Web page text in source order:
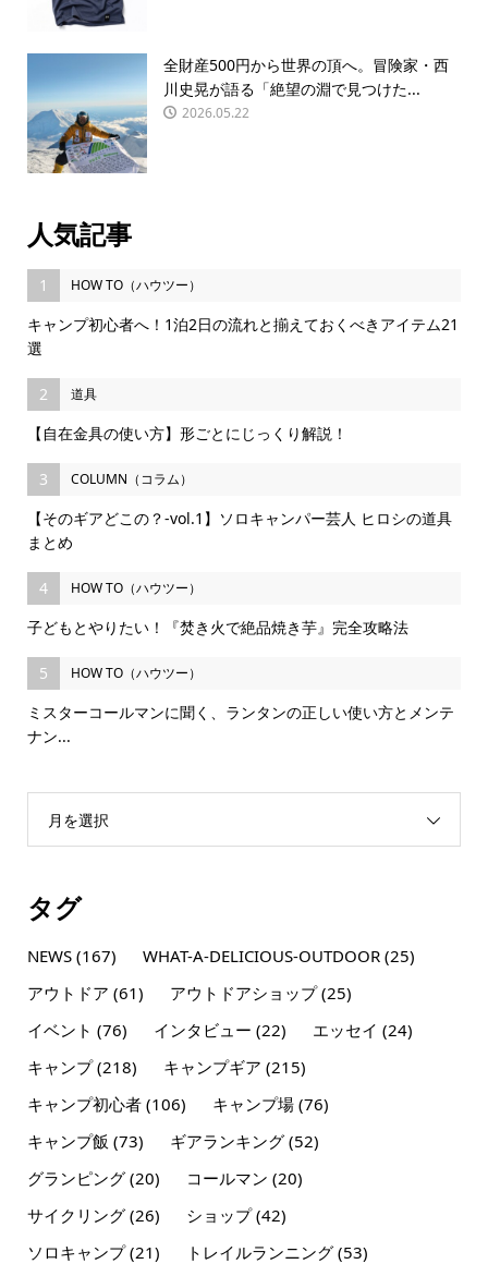
全財産500円から世界の頂へ。冒険家・西
川史晃が語る「絶望の淵で見つけた...
2026.05.22
人気記事
1 HOW TO（ハウツー）
キャンプ初心者へ！1泊2日の流れと揃えておくべきアイテム21
選
2 道具
【自在金具の使い方】形ごとにじっくり解説！
3 COLUMN（コラム）
【そのギアどこの？-vol.1】ソロキャンパー芸人 ヒロシの道具
まとめ
4 HOW TO（ハウツー）
子どもとやりたい！『焚き火で絶品焼き芋』完全攻略法
5 HOW TO（ハウツー）
ミスターコールマンに聞く、ランタンの正しい使い方とメンテ
ナン...
月を選択
タグ
NEWS(167) WHAT-A-DELICIOUS-OUTDOOR(25)
アウトドア (61) アウトドアショップ(25)
イベント (76) インタビュー (22) エッセイ (24)
キャンプ(218) キャンプギア (215)
キャンプ初心者(106) キャンプ場(76)
キャンプ飯 (73) ギアランキング(52)
グランピング(20) コールマン (20)
サイクリング(26) ショップ(42)
ソロキャンプ(21) トレイルランニング(53)